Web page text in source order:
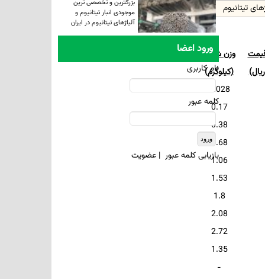
وزن شاخه
(کیلوگرم)
0.028
0.17
0.38
0.68
1.06
1.53
1.8
2.08
2.72
1.35
-
موجودی انبار تیتانیوم و
آلیاژهای تیتانیوم در ایران
ورود اعضا
نام کاربری
کلمه عبور
بازيابی کلمه عبور |عضويت